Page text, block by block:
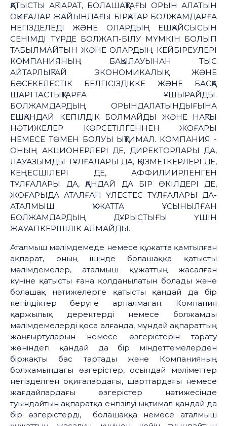
ҚАТЫСТЫ АҚПАРАТ, БОЛАШАҚТАҒЫ ОРЫН АЛАТЫН
ОҚИҒАЛАР ЖАЙЫНДАҒЫ БІРҚАТАР БОЛЖАМДАРҒА
НЕГІЗДЕЛЕДІ ЖӘНЕ ОЛАРДЫҢ ЕШҚАЙСЫСЫН
СЕНІМДІ ТҮРДЕ БОЛЖАП-БІЛУ МҮМКІН БОЛЫП
ТАБЫЛМАЙТЫН ЖӘНЕ ОЛАРДЫҢ КЕЙБІРЕУЛЕРІ
КОМПАНИЯНЫҢ БАҚЫЛАУЫНАН ТЫС
АЙТАРЛЫҚТАЙ ЭКОНОМИКАЛЫҚ ЖӘНЕ
БӘСЕКЕЛЕСТІК БЕЛГІСІЗДІККЕ ЖӘНЕ БАСҚА
ШАРТТАСТЫҚТАРҒА ҰШЫРАЙДЫ.
БОЛЖАМДАРДЫҢ ОРЫНДАЛАТЫНДЫҒЫНА
ЕШҚАНДАЙ КЕПІЛДІК БОЛМАЙДЫ ЖӘНЕ НАҚТЫ
НӘТИЖЕЛЕР КӨРСЕТІЛГЕННЕН ЖОҒАРЫ
НЕМЕСЕ ТӨМЕН БОЛУЫ ЫҚТИМАЛ. КОМПАНИЯ -
ОНЫҢ АКЦИОНЕРЛЕРІ ДЕ, ДИРЕКТОРЛАРЫ ДА,
ЛАУАЗЫМДЫ ТҰЛҒАЛАРЫ ДА, ҚЫЗМЕТКЕРЛЕРІ ДЕ,
КЕҢЕСШІЛЕРІ ДЕ, АФФИЛИИРЛЕНГЕН
ТҰЛҒАЛАРЫ ДА, ҚАНДАЙ ДА БІР ӨКІЛДЕРІ ДЕ,
ЖОҒАРЫДА АТАЛҒАН ҮЛЕСТЕС ТҰЛҒАЛАРЫ ДА-
АТАЛМЫШ ҚҰЖАТТА ҰСЫНЫЛҒАН
БОЛЖАМДАРДЫҢ ДҰРЫСТЫҒЫ ҮШІН
ЖАУАПКЕРШІЛІК АЛМАЙДЫ.
Аталмыш мәлімдемеде немесе құжатта қамтылған
ақпарат, оның ішінде болашаққа қатысты
мәлімдемелер, аталмыш құжаттың жасалған
күніне қатысты ғана қолданылатын болады және
болашақ нәтижелерге қатысты қандай да бір
кепілдіктер беруге арналмаған. Компания
қаржылық деректерді немесе болжамды
мәлімдемелерді қоса алғанда, мұндай ақпараттың
жаңғыртуларын немесе өзгерістерін тарату
жөніндегі қандай да бір міндеттемелерден
біржақты бас тартады және Компанияның
болжамындағы өзгерістер, осындай мәліметтер
негізделген оқиғалардағы, шарттардағы немесе
жағдайлардағы өзгерістер нәтижесінде
туындайтын ақпаратқа енгізілуі ықтимал қандай да
бір өзгерістерді, болашаққа немесе аталмыш